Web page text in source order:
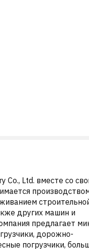
Co., Ltd. вместе со
других машин и
предлагает
дорожно-
погрузчики,